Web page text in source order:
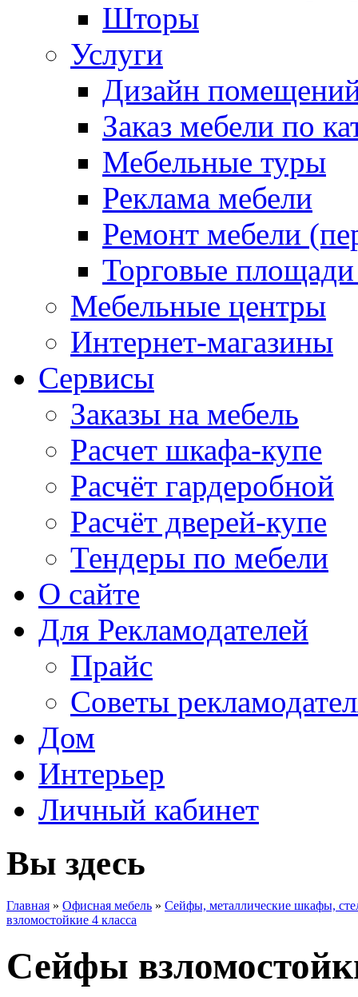
Шторы
Услуги
Дизайн
Заказ мебели по
Мебельные туры
Реклама мебели
Ремонт мебели
Торговые
Мебельные центры
Интернет-магазины
Сервисы
Заказы на мебель
Расчет шкафа-купе
Расчёт гардеробной
Расчёт дверей-купе
Тендеры по мебели
О сайте
Для Рекламодателей
Прайс
Советы
Дом
Интерьер
Личный кабинет
Вы здесь
Главная » Офисная мебель » Сейфы, металлические шкафы,
взломостойкие 4 класса
Сейфы